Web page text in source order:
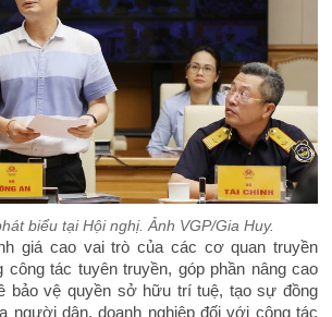
biểu tại Hội nghị. Ảnh VGP/Gia Huy.
giá cao vai trò của các cơ quan truyền
công tác tuyên truyền, góp phần nâng cao
bảo vệ quyền sở hữu trí tuệ, tạo sự đồng
người dân, doanh nghiệp đối với công tác